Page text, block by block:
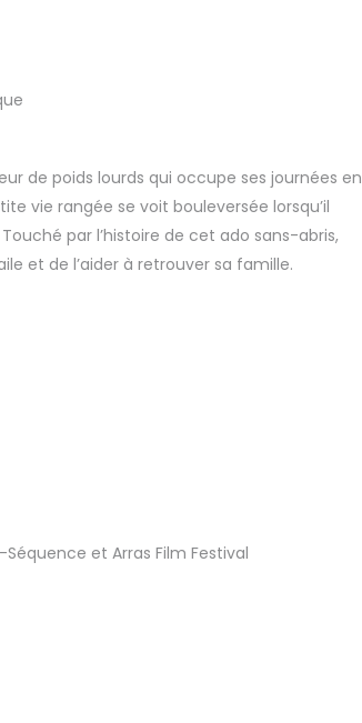
de poids lourds qui occupe ses journées en
vie rangée se voit bouleversée lorsqu’il
par l’histoire de cet ado sans-abris,
et de l’aider à retrouver sa famille.
et Arras Film Festival